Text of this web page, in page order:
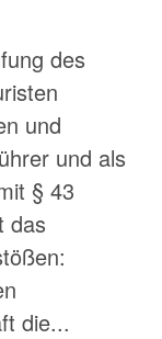
des
und
und als
§ 43
das
die...